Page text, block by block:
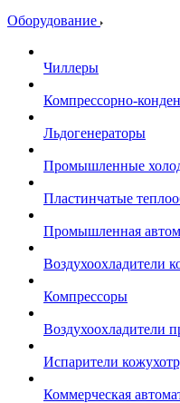
Оборудование
Чиллеры
Компрессорно-
Льдогенераторы
Промышленные
Пластинчатые
Промышленная
Воздухоохладители
Компрессоры
Воздухоохладители
Испарители
Коммерческая